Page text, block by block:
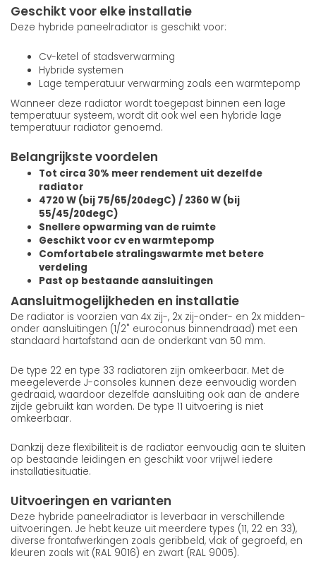
Geschikt voor elke installatie
Deze hybride paneelradiator is geschikt voor:
Cv-ketel of stadsverwarming
Hybride systemen
Lage temperatuur verwarming zoals een warmtepomp
Wanneer deze radiator wordt toegepast binnen een lage
temperatuur systeem, wordt dit ook wel een hybride lage
temperatuur radiator genoemd.
Belangrijkste voordelen
Tot circa 30% meer rendement uit dezelfde
radiator
4720 W (bij 75/65/20degC) / 2360 W (bij
55/45/20degC)
Snellere opwarming van de ruimte
Geschikt voor cv en warmtepomp
Comfortabele stralingswarmte met betere
verdeling
Past op bestaande aansluitingen
Aansluitmogelijkheden en installatie
De radiator is voorzien van 4x zij-, 2x zij-onder- en 2x midden-
onder aansluitingen (1/2" euroconus binnendraad) met een
standaard hartafstand aan de onderkant van 50 mm.
De type 22 en type 33 radiatoren zijn omkeerbaar. Met de
meegeleverde J-consoles kunnen deze eenvoudig worden
gedraaid, waardoor dezelfde aansluiting ook aan de andere
zijde gebruikt kan worden. De type 11 uitvoering is niet
omkeerbaar.
Dankzij deze flexibiliteit is de radiator eenvoudig aan te sluiten
op bestaande leidingen en geschikt voor vrijwel iedere
installatiesituatie.
Uitvoeringen en varianten
Deze hybride paneelradiator is leverbaar in verschillende
uitvoeringen. Je hebt keuze uit meerdere types (11, 22 en 33),
diverse frontafwerkingen zoals geribbeld, vlak of gegroefd, en
kleuren zoals wit (RAL 9016) en zwart (RAL 9005).